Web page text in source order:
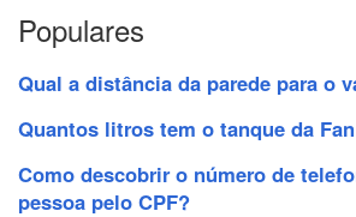
Populares
Qual a distância da parede para o
Quantos litros tem o tanque da
Como descobrir o número de
pessoa pelo CPF?